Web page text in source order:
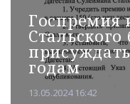
Госпремия
Стальского
годам
13.05.2024 16:42